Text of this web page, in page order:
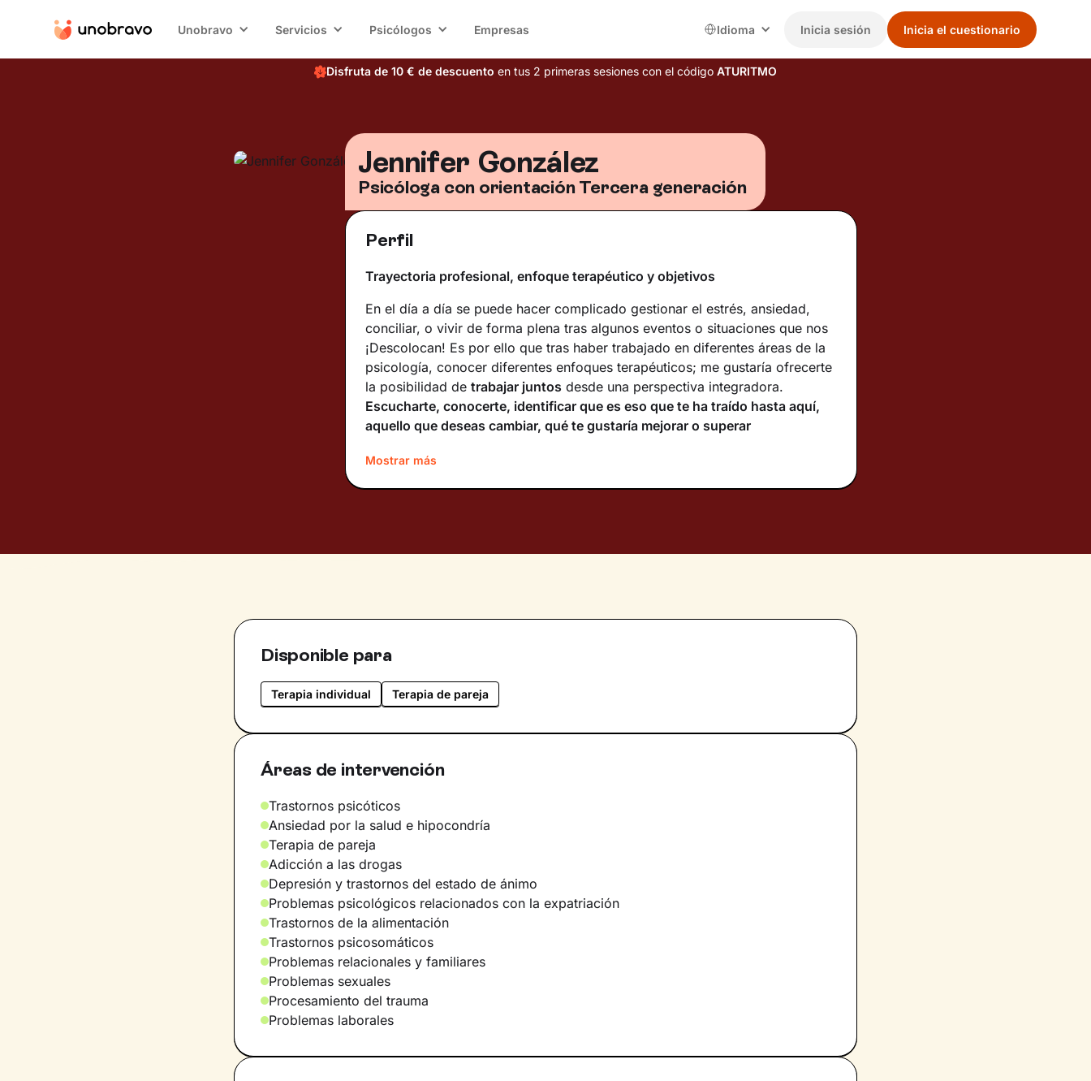
Unobravo Servicios Psicólogos Empresas Idioma Inicia sesión Inicia el cuestionario
Disfruta de 10 € de descuento en tus 2 primeras sesiones con el código ATURITMO
Jennifer González
Psicóloga con orientación Tercera generación
Perfil
Trayectoria profesional, enfoque terapéutico y objetivos
En el día a día se puede hacer complicado gestionar el estrés, ansiedad,
conciliar, o vivir de forma plena tras algunos eventos o situaciones que nos
¡Descolocan! Es por ello que tras haber trabajado en diferentes áreas de la
psicología, conocer diferentes enfoques terapéuticos; me gustaría ofrecerte
la posibilidad de trabajar juntos desde una perspectiva integradora.
Escucharte, conocerte, identificar que es eso que te ha traído hasta aquí,
aquello que deseas cambiar, qué te gustaría mejorar o superar
ejercicios específicos
este proceso de autoconocimiento y cambio.
Mostrar más
Disponible para
Terapia individual Terapia de pareja
Áreas de intervención
Trastornos psicóticos
Ansiedad por la salud e hipocondría
Terapia de pareja
Adicción a las drogas
Depresión y trastornos del estado de ánimo
Problemas psicológicos relacionados con la expatriación
Trastornos de la alimentación
Trastornos psicosomáticos
Problemas relacionales y familiares
Problemas sexuales
Procesamiento del trauma
Problemas laborales